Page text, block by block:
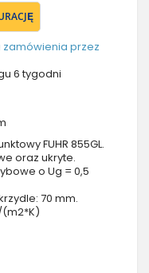
zamówienia przez
6 tygodni
FUHR 855GL.
oraz ukryte.
o Ug = 0,5
70 mm.
(m2*K)